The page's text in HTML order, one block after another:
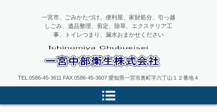
一宮中部衛生
一宮市、ごみかたづけ、便利屋、家財処分、引っ越
しごみ、遺品整理、剪定、除草、エクステリア工
事、トイレつまり、漏水おまかせください
TEL.0586-45-3611 FAX.0586-45-3607 愛知県一宮市奥町字六丁山１２番地４